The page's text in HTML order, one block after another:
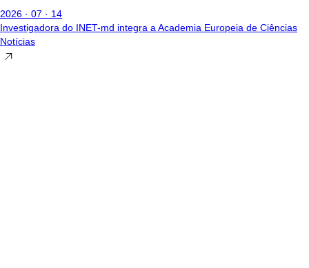
2026 · 07 · 14
Investigadora do INET-md integra a Academia Europeia de Ciências
Notícias